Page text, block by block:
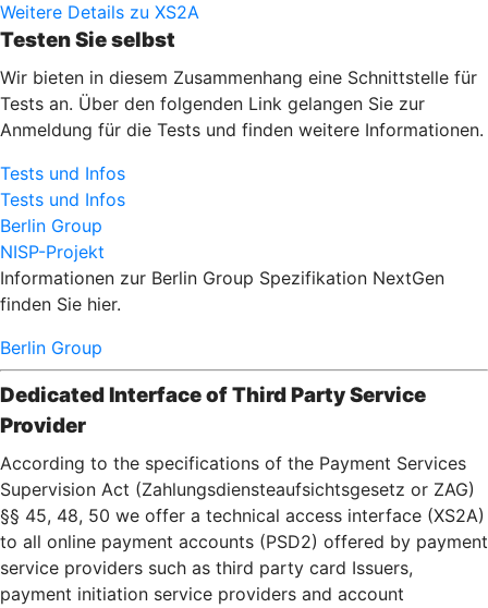
Weitere Details zu XS2A
Testen Sie selbst
Wir bieten in diesem Zusammenhang eine Schnittstelle für
Tests an. Über den folgenden Link gelangen Sie zur
Anmeldung für die Tests und finden weitere Informationen.
Tests und Infos
Tests und Infos
Berlin Group
NISP-Projekt
Informationen zur Berlin Group Spezifikation NextGen
finden Sie hier.
Berlin Group
Dedicated Interface of Third Party Service
Provider
According to the specifications of the Payment Services
Supervision Act (Zahlungsdiensteaufsichtsgesetz or ZAG)
§§ 45, 48, 50 we offer a technical access interface (XS2A)
to all online payment accounts (PSD2) offered by payment
service providers such as third party card Issuers,
payment initiation service providers and account